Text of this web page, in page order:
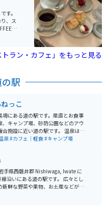
だく
用し
さ
はお
す。
、ス
で
時期
た楽
トラン・カフェ」をもっと見る
駅
っこ
境にある道の駅です。産直とお食事
、キャンプ場、砂防公園などのアウ
設に近い道の駅です。 温泉は厳
アルカリ単純泉で美肌に効果的と
の食べ物や物産品も品ぞろえ豊富
適にキャンプを楽しめます。ま
ンプを楽しめるプランなどもあり、
、様々な方にキャンプを楽しんで
泉#カフェ｜軽食#キャンプ場
手県西磐井郡 Nishiwaga, Iwate に
にある道の駅です。 広々とし
新鮮な野菜や果物、お土産などが販
ストランでは、地元産の食材を使っ